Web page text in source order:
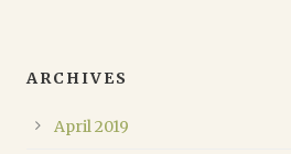
ARCHIVES
April 2019